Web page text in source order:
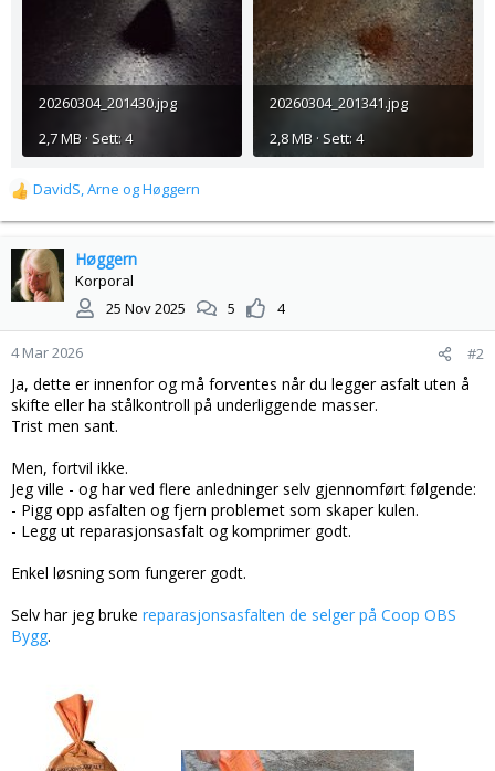
20260304_201430.jpg
2,7 MB · Sett: 4
20260304_201341.jpg
2,8 MB · Sett: 4
R
e
s
j
n
e
r
:
DavidS,Arne ogHøggern
Høggern
Korporal
25 Nov 2025
5 4
4 Mar 2026 #2
Ja, dette er innenfor og må forventes når du legger asfalt uten å
skifte eller ha stålkontroll på underliggende masser.
Trist men sant.
Men, fortvil ikke.
Jeg ville - og har ved flere anledninger selv gjennomført følgende:
- Pigg opp asfalten og fjern problemet som skaper kulen.
- Legg ut reparasjonsasfalt og komprimer godt.
Enkel løsning som fungerer godt.
Selv har jeg bruke reparasjonsasfalten de selger på Coop OBS
Bygg.